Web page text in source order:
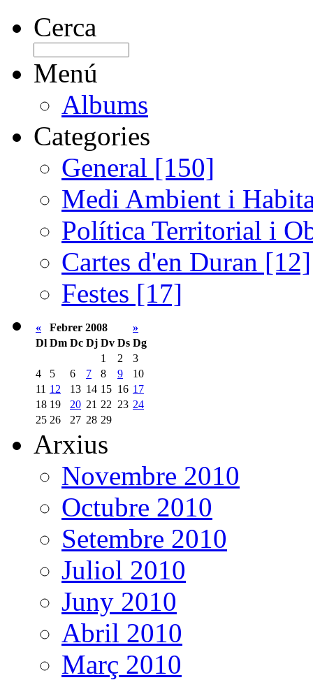
Cerca
Menú
Albums
Categories
General [150]
Medi Ambient i
Política Territorial i
Cartes d'en Duran [12]
Festes [17]
« Febrer 2008
»
Dl Dm Dc Dj Dv Ds Dg
1
2
3
4
5 6 7 8 9
10
11 12 13 14 15 16 17
18 19 20 21 22 23 24
25 26 27 28 29
Arxius
Novembre 2010
Octubre 2010
Setembre 2010
Juliol 2010
Juny 2010
Abril 2010
Març 2010